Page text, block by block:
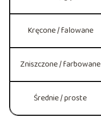
Kręcone / falowane
Zniszczone / farbowane
Średnie / proste